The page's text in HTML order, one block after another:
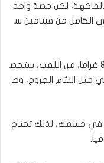
لكن حصة واحد
الكامل من فيتامين س
وأضافت: “مجرد حفنة كبيرة أو حوالي 80 غراما، من اللفت، ستحص
مثل التئام الجروح، وص
في جسمك، لذلك تحتاج